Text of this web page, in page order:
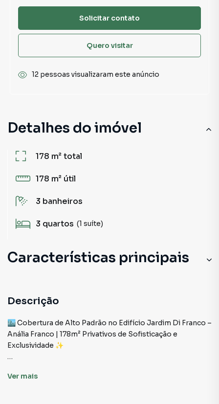
Detalhes do imóvel
178 m²total
178 m² útil
3 banheiros
3 quartos (1 suíte)
Características principais
Descrição
🏙️ Cobertura de Alto Padrão no Edifício Jardim Di Franco –
Anália Franco | 178m² Privativos de Sofisticação e
Exclusividade ✨
sofisticação, conforto absoluto e localização privilegiada,
Ver mais
Solicitar contato
Quero visitar
12 pessoas visualizaram este anúncio